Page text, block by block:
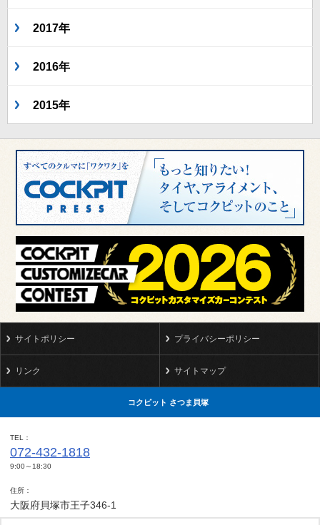
2017年
2016年
2015年
サイトポリシー プライバシーポリシー
リンク サイトマップ
コクピット さつま貝塚
TEL
072-432-1818
9:00～18:30
住所
大阪府貝塚市王子346-1